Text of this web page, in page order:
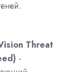
Threat
-